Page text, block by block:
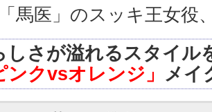
馬医」のスッキ王女役
しさが溢れるスタイル
ンクvsオレンジ」 メイ